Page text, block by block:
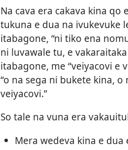
Na cava era cakava kina qo
tukuna e dua na ivukevuke
itabagone, “ni tiko ena
ni luvawale tu, e
itabagone, me “veiyacovi e
“o na sega ni bukete kina,
veiyacovi.”
So tale na vuna era
Mera wedeva kina e dua